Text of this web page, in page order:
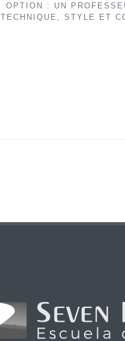
OPTION : UN
TECHNIQUE, STYLE ET